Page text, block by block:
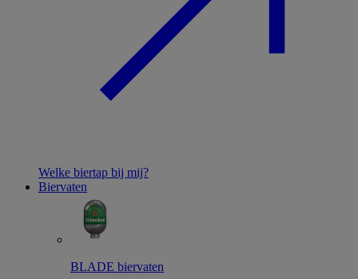
Welke biertap bij mij?
Biervaten
BLADE biervaten